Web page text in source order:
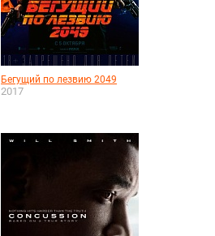
Бегущий по лезвию 2049
2017